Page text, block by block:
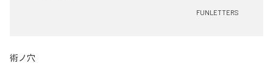
FUNLETTERS
術ノ穴